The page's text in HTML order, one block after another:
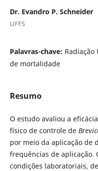
Dr. Evandro P. Schneider
UFFS
Palavras-chave: Radiação
de mortalidade
Resumo
O estudo avaliou a
físico de controle de
por meio da aplicação de
frequências de aplicação.
condições laboratoriais,